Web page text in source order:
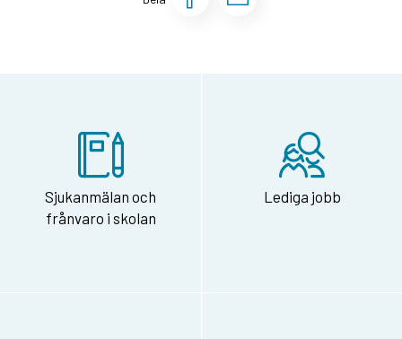
Sjukanmälan och
frånvaro i skolan
Lediga jobb